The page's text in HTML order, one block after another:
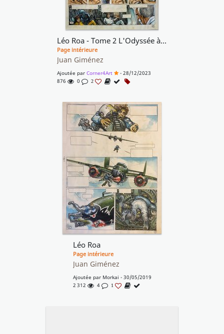
Léo Roa - Tome 2 L'Odyssée à Contretemps, Planche originale couleur 44
Page intérieure
Juan Giménez
Ajoutée par Corner4Art
- 28/12/2023
876
0 2
Léo Roa
Page intérieure
Juan Giménez
Ajoutée par Morkai - 30/05/2019
2 312
4 1